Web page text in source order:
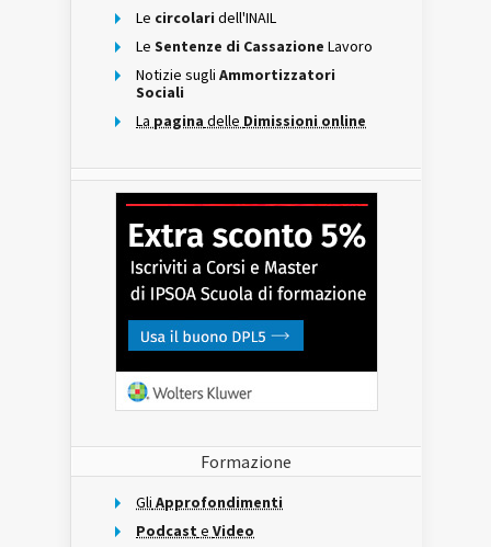
Le circolari dell'INAIL
Le Sentenze di Cassazione Lavoro
Notizie sugli Ammortizzatori
Sociali
La pagina delle Dimissioni online
Formazione
Gli Approfondimenti
Podcast e Video